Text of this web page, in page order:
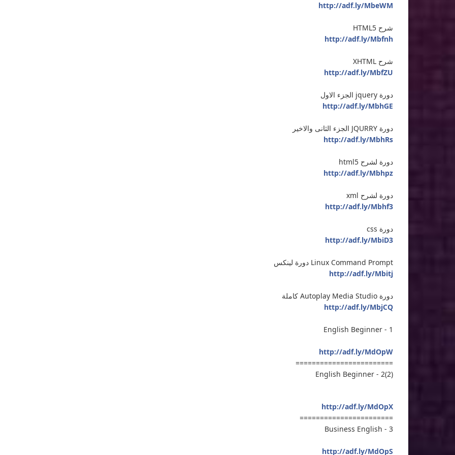
http://adf.ly/MbeWM
شرح HTML5
http://adf.ly/Mbfnh
شرح XHTML
http://adf.ly/MbfZU
دورة jquery الجزء الاول
http://adf.ly/MbhGE
دورة JQURRY الجزء الثانى والاخير
http://adf.ly/MbhRs
دورة لشرح html5
http://adf.ly/Mbhpz
دورة لشرح xml
http://adf.ly/Mbhf3
دورة css
http://adf.ly/MbiD3
Linux Command Prompt دورة لينكس
http://adf.ly/Mbitj
دورة Autoplay Media Studio كاملة
http://adf.ly/MbjCQ
English Beginner - 1
http://adf.ly/MdOpW
========================
(2)English Beginner - 2
http://adf.ly/MdOpX
=======================
Business English - 3
http://adf.ly/MdOpS